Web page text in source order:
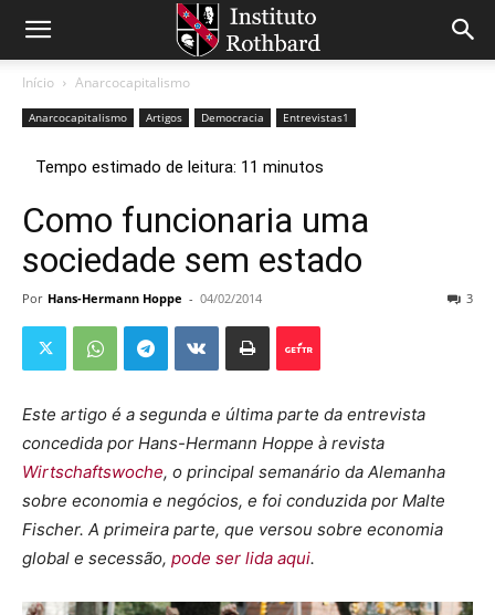
Início Anarcocapitalismo
Anarcocapitalismo Artigos Democracia Entrevistas1
Como funcionaria uma
sociedade sem estado
Por Hans-Hermann Hoppe - 04/02/2014 3
Este artigo é a segunda e última parte da entrevista
concedida por Hans-Hermann Hoppe à revista
Wirtschaftswoche, o principal semanário da Alemanha
sobre economia e negócios, e foi conduzida por Malte
Fischer. A primeira parte, que versou sobre economia
global e secessão, pode ser lida aqui.